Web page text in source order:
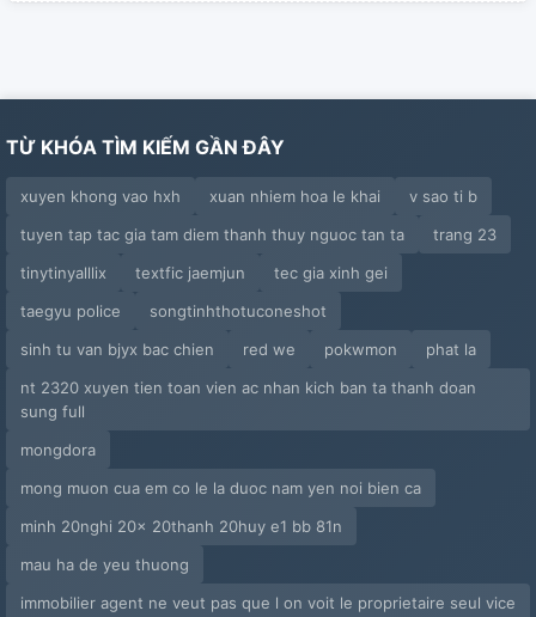
TỪ KHÓA TÌM KIẾM GẦN ĐÂY
xuyen khong vao hxh xuan nhiem hoa le khai
v sao ti b
tuyen tap tac gia tam diem thanh thuy nguoc tan ta
trang 23
tinytinyalllix
textfic jaemjun
tec gia xinh gei
taegyu police
songtinhthotuconeshot
sinh tu van bjyx bac chien
red we pokwmon
phat la
nt 2320 xuyen tien toan vien ac nhan kich ban ta thanh doan
sung full
mongdora
mong muon cua em co le la duoc nam yen noi bien ca
minh 20nghi 20x 20thanh 20huy e1 bb 81n
mau ha de yeu thuong
immobilier agent ne veut pas que l on voit le proprietaire seul vice